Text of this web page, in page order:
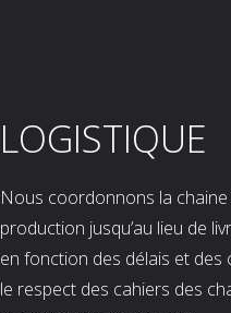
LOGISTIQUE
Nous coordonnons la
production jusqu’au lieu de
en fonction des délais et
le respect des cahiers des